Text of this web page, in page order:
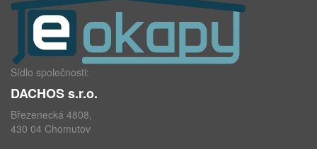
Sídlo společnosti:
DACHOS s.r.o.
Březenecká 4808,
430 04 Chomutov